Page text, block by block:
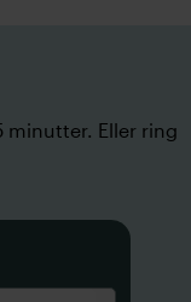
minutter. Eller ring